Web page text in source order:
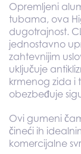
Opremljeni
tubama, ova
dugotrajnost.
jednostavno
zahtevnijim
uključuje
krmenog zida i
obezbeđuje
Ovi gumeni
čineći ih
komercijalne